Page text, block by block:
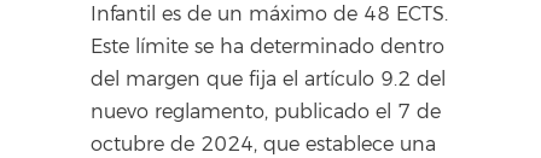
Infantil es de un máximo de 48 ECTS.
Este límite se ha determinado dentro
del margen que fija el artículo 9.2 del
nuevo reglamento, publicado el 7 de
octubre de 2024, que establece una